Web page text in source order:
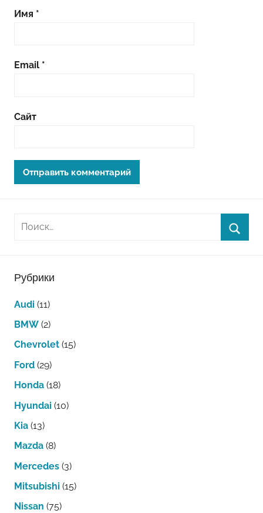
Имя *
Email *
Сайт
Рубрики
Audi (11)
BMW (2)
Chevrolet (15)
Ford (29)
Honda (18)
Hyundai (10)
Kia (13)
Mazda (8)
Mercedes (3)
Mitsubishi (15)
Nissan (75)